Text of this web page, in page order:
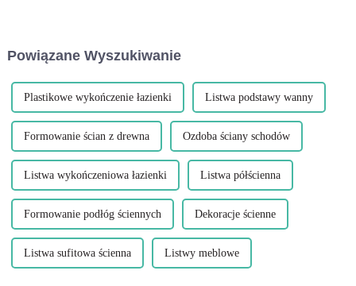
który zyskał na popularności w
Powiązane Wyszukiwanie
Plastikowe wykończenie łazienki Listwa podstawy wanny
Formowanie ścian z drewna Ozdoba ściany schodów
Listwa wykończeniowa łazienki Listwa półścienna
Formowanie podłóg ściennych Dekoracje ścienne
Listwa sufitowa ścienna Listwy meblowe